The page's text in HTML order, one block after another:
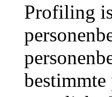
Profiling